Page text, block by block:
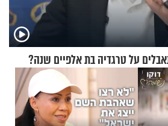
על טרגדיה בת אלפיים שנה?